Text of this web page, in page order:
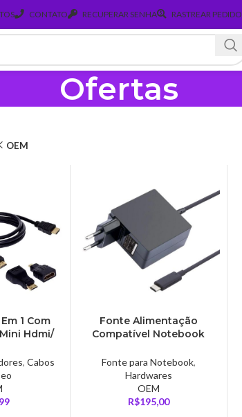
CONTATO RECUPERAR SENHA RASTREAR PEDIDO
Ofertas
OEM
1 Com
Hdmi/
, Cabos
Fonte Alimentação
Compatível Notebook
E 20v 65w – FT0125
Fonte para Notebook,
Hardwares
OEM
R$195,00